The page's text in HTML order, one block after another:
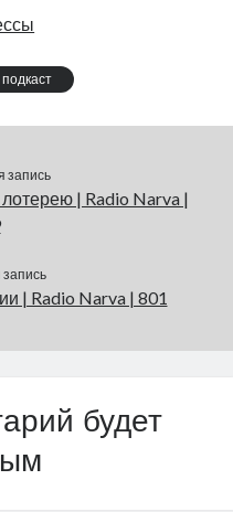
подкаст
запись
| Radio Narva |
| Radio Narva | 801
будет